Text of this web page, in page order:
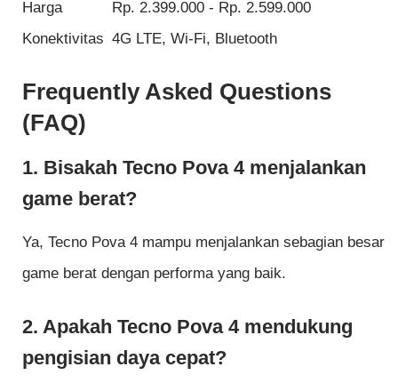
Harga
Konektivitas
Rp. 2.399.000 - Rp. 2.599.000
4G LTE, Wi-Fi, Bluetooth
Frequently Asked Questions
(FAQ)
1. Bisakah Tecno Pova 4 menjalankan
game berat?
Ya, Tecno Pova 4 mampu menjalankan sebagian besar
game berat dengan performa yang baik.
2. Apakah Tecno Pova 4 mendukung
pengisian daya cepat?